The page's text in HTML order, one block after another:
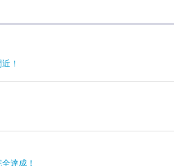
！
達成！